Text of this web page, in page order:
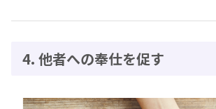
4. 他者への奉仕を促す